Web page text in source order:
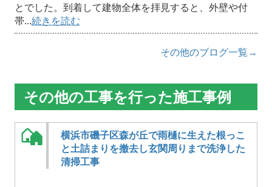
とでした。到着して建物全体を拝見すると、外壁や付
帯...続きを読む
その他のブログ一覧→
その他の工事を行った施工事例
横浜市磯子区森が丘で雨樋に生えた根っこ
と土詰まりを撤去し玄関周りまで洗浄した
清掃工事